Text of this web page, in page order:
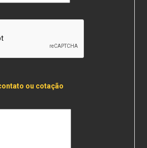
ou cotação